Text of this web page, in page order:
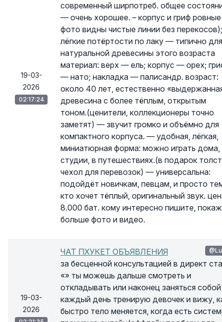
19-03-
2026
02:17:24
современный ширпотреб. общее
— очень хорошее. – корпус и гриф
фото видны чистые линии без
лёгкие потёртости по лаку — типично для
натуральной древесины этого возраста
материал: верх — ель; корпус — орех;
— нато; накладка — палисандр. возраст:
около 40 лет, естественно
древесина с более тёплым, открытым
тоном.(ценители, коллекционеры точно
заметят) — звучит громко и объёмно для
компактного корпуса. — удобная, лёгкая,
миниатюрная форма: можно играть дома,
студии, в путешествиях.(в подарок
чехол для перевозок) — универсальна:
подойдёт новичкам, певцам, и просто
кто хочет тёплый, оригинальный звук.
8.000 бат. кому интересно пишите,
больше фото и видео.
19-03-
2026
ЧАТ ПХУКЕТ ОБЪЯВЛЕНИЯ
за бесценной консультацией в директ
«» ты можешь дальше смотреть и
откладывать или наконец заняться собой
каждый день тренирую девочек и вижу,
быстро тело меняется, когда есть